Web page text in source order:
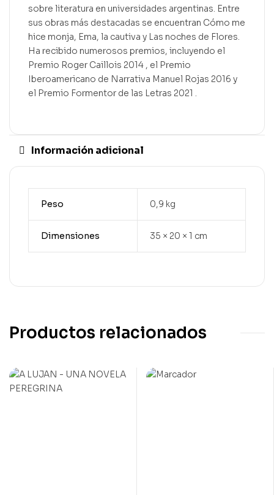
sobre literatura en universidades argentinas. Entre
sus obras más destacadas se encuentran Cómo me
hice monja, Ema, la cautiva y Las noches de Flores.
Ha recibido numerosos premios, incluyendo el
Premio Roger Caillois 2014 , el Premio
Iberoamericano de Narrativa Manuel Rojas 2016 y
el Premio Formentor de las Letras 2021 .
Información adicional
Peso 0,9 kg
Dimensiones 35 × 20 × 1 cm
Productos relacionados